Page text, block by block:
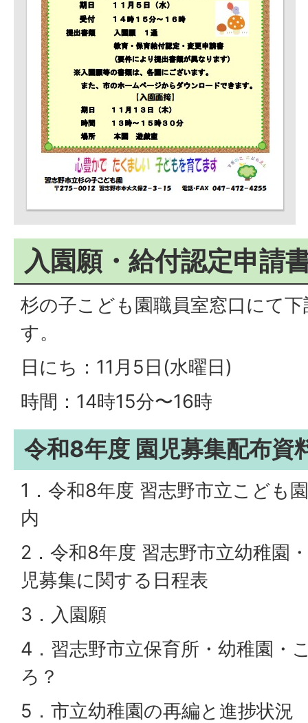
入園願・給付認定申請
杉の子こども園職員室窓口にて
す。
日にち：11月5日(水曜日)
時間：14時15分〜16時
令和8年度 園児募集配布資
1．令和8年度 習志野市立こども
内
2．令和8年度 習志野市立幼稚園
児募集に関する日程表
3．入園願
4．習志野市立保育所・幼稚園・
ろ？
5．市立幼稚園の再編と進捗状況